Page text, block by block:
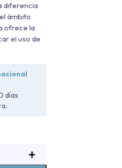
diferencia
ámbito
ofrece la
el uso de
días
+